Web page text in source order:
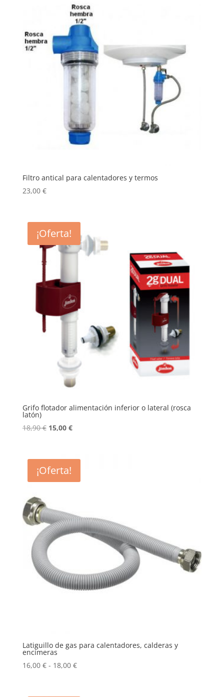
25,00 €.19,00 €.
Filtro antical para calentadores y termos
23,00 €
¡Oferta!
Grifo flotador alimentación inferior o lateral (rosca
latón)
18,90€ El
era:
18,90 €.
15,00 €El
es:
¡Oferta!
Latiguillo de gas para calentadores, calderas y
encimeras
16,00 € - 18,00 €Rango